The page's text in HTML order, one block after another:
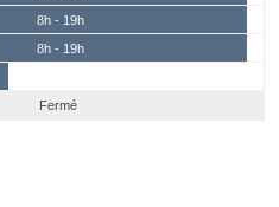
8h - 19h
8h - 19h
Fermé